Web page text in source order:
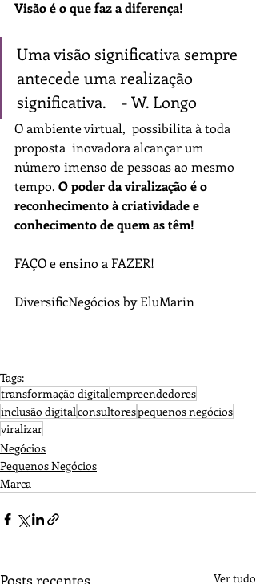
Visão é o que faz a diferença!
Uma visão significativa sempre
antecede uma realização
significativa.    - W. Longo
O ambiente virtual,  possibilita à toda
proposta  inovadora alcançar um
número imenso de pessoas ao mesmo
tempo. O poder da viralização é o
reconhecimento à criatividade e
conhecimento de quem as têm!
FAÇO e ensino a FAZER!
DiversificNegócios by EluMarin
Tags:
transformação digitalempreendedores
inclusão digitalconsultorespequenos negócios
viralizar
Negócios
Pequenos Negócios
Marca
Ver tudo